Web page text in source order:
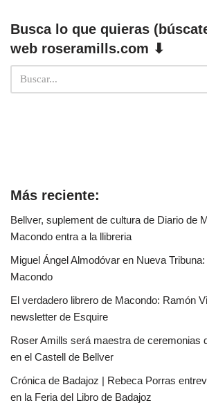
Busca lo que quieras
web roseramills.com ⬇
Más reciente:
Bellver, suplement de cultura de Diario de
Macondo entra a la llibreria
Miguel Ángel Almodóvar en Nueva
Macondo
El verdadero librero de Macondo: Ramón
newsletter de Esquire
Roser Amills será maestra de ceremonias
en el Castell de Bellver
Crónica de Badajoz | Rebeca Porras
en la Feria del Libro de Badajoz